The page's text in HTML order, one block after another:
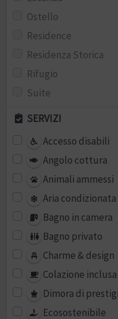
Ostello
Residence
Residenza Storica
Rifugio
Suite
SERVIZI
Accesso disabili
Angolo cottura
Animali ammessi
Aria condizionata
Bagno in camera
Bagno privato
Charme & design
Colazione inclusa
Dimora di
Ecosostenibile